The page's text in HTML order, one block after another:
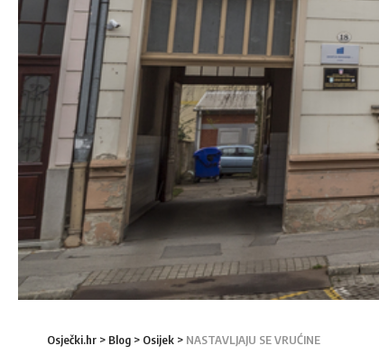
Osječki.hr > Blog > Osijek > NASTAVLJAJU SE VRUĆINE